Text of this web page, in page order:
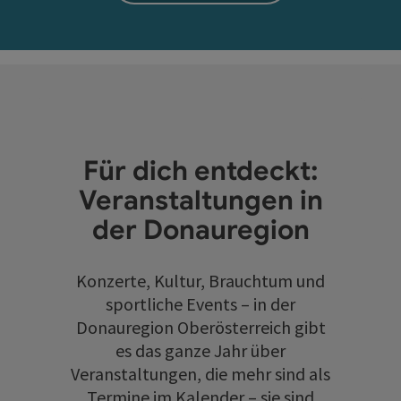
Für dich entdeckt:
Veranstaltungen in
der Donauregion
Konzerte, Kultur, Brauchtum und
sportliche Events – in der
Donauregion Oberösterreich gibt
es das ganze Jahr über
Veranstaltungen, die mehr sind als